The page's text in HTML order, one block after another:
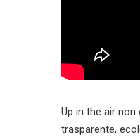
Up in the air
trasparente,